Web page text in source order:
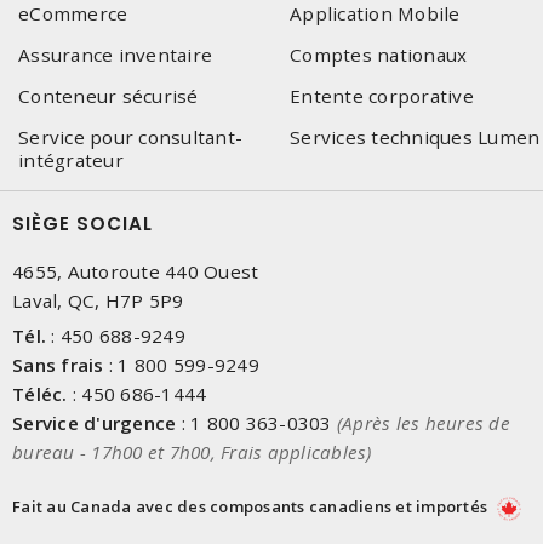
eCommerce
Application Mobile
Assurance inventaire
Comptes nationaux
Conteneur sécurisé
Entente corporative
Service pour consultant-
intégrateur
Services techniques Lumen
SIÈGE SOCIAL
4655, Autoroute 440 Ouest
Laval, QC, H7P 5P9
Tél. : 450 688-9249
Sans frais : 1 800 599-9249
Téléc. : 450 686-1444
Service d'urgence : 1 800 363-0303 (Après les heures de
bureau - 17h00 et 7h00, Frais applicables)
Fait au Canada avec des composants canadiens et importés